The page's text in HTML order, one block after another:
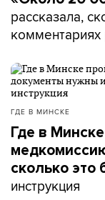
рассказала,
комментариях
ГДЕ В МИНСКЕ
Где в
сколько это
инструкция